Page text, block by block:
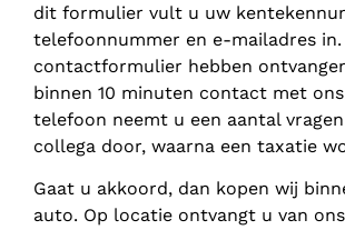
dit formulier vult u uw
telefoonnummer en e-mailadres
contactformulier hebben
binnen 10 minuten contact met
telefoon neemt u een aantal
collega door, waarna een taxatie
Gaat u akkoord, dan kopen wij
auto. Op locatie ontvangt u van